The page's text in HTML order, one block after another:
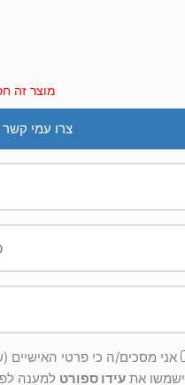
מוצר זה
צרו עמי
אני מסכים/ה כי פרטי האישיים
ישמשו אתעידו ספורט למענה